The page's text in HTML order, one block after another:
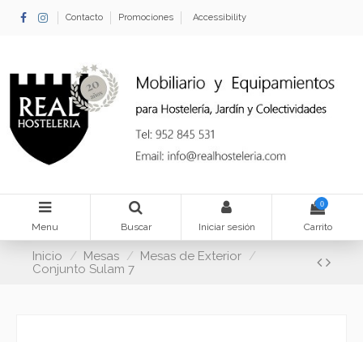
Contacto Promociones Accessibility
Menu Buscar Iniciar sesión
0
Carrito
Inicio Mesas
Mesas de Exterior
Conjunto Sulam 7